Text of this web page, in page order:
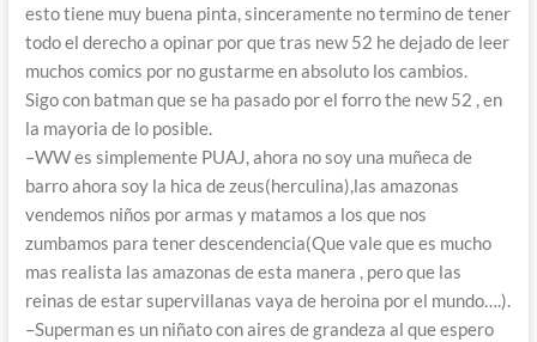
esto tiene muy buena pinta, sinceramente no termino de tener
todo el derecho a opinar por que tras new 52 he dejado de leer
muchos comics por no gustarme en absoluto los cambios.
Sigo con batman que se ha pasado por el forro the new 52 , en
la mayoria de lo posible.
–WW es simplemente PUAJ, ahora no soy una muñeca de
barro ahora soy la hica de zeus(herculina),las amazonas
vendemos niños por armas y matamos a los que nos
zumbamos para tener descendencia(Que vale que es mucho
mas realista las amazonas de esta manera , pero que las
reinas de estar supervillanas vaya de heroina por el mundo….).
–Superman es un niñato con aires de grandeza al que espero